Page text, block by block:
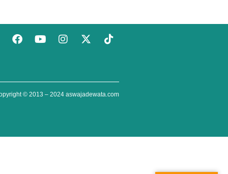
© 2013 – 2024 aswajadewata.com